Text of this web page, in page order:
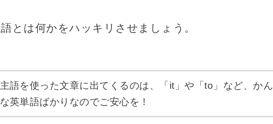
とは何かをハッキリさせましょう。
語を使った文章に出てくるのは、「it」や「to」など、かん
英単語ばかりなのでご安心を！